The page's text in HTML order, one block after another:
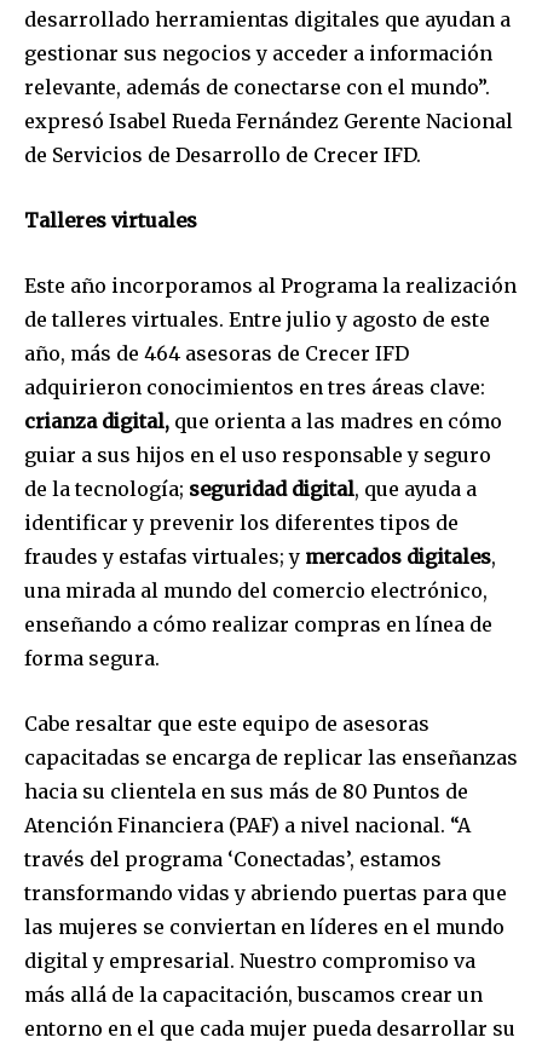
Join our community of
SUBSCRIBERS and be part of the
conversation.
To subscribe, simply enter your email address on our website
or click the subscribe button below. Don't worry, we respect
safe with us.
I've read and accept thePrivacy Policy.
desarrollado herramientas digitales que ayudan a
gestionar sus negocios y acceder a información
relevante, además de conectarse con el mundo”.
expresó Isabel Rueda Fernández Gerente Nacional
de Servicios de Desarrollo de Crecer IFD.
Talleres virtuales
Este año incorporamos al Programa la realización
de talleres virtuales. Entre julio y agosto de este
año, más de 464 asesoras de Crecer IFD
adquirieron conocimientos en tres áreas clave:
crianza digital, que orienta a las madres en cómo
guiar a sus hijos en el uso responsable y seguro
de la tecnología; seguridad digital, que ayuda a
identificar y prevenir los diferentes tipos de
fraudes y estafas virtuales; y mercados digitales,
una mirada al mundo del comercio electrónico,
enseñando a cómo realizar compras en línea de
forma segura.
Cabe resaltar que este equipo de asesoras
capacitadas se encarga de replicar las enseñanzas
hacia su clientela en sus más de 80 Puntos de
Atención Financiera (PAF) a nivel nacional. “A
través del programa ‘Conectadas’, estamos
transformando vidas y abriendo puertas para que
las mujeres se conviertan en líderes en el mundo
digital y empresarial. Nuestro compromiso va
más allá de la capacitación, buscamos crear un
entorno en el que cada mujer pueda desarrollar su